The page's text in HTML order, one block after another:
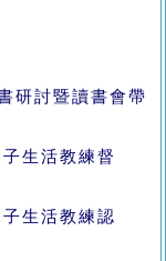
研討暨讀書會帶
生活教練督
生活教練認